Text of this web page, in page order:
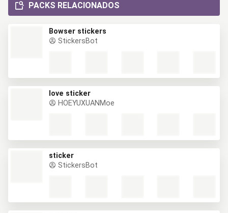
PACKS RELACIONADOS
Bowser stickers
StickersBot
love sticker
HOEYUXUANMoe
sticker
StickersBot